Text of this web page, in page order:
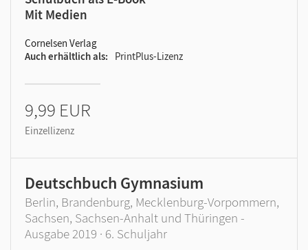
Mit Medien
Cornelsen Verlag
Auch erhältlich als
PrintPlus-Lizenz
9,99 EUR
Einzellizenz
Deutschbuch Gymnasium
Berlin, Brandenburg, Mecklenburg-Vorpommern,
Sachsen, Sachsen-Anhalt und Thüringen -
Ausgabe 2019 · 6. Schuljahr